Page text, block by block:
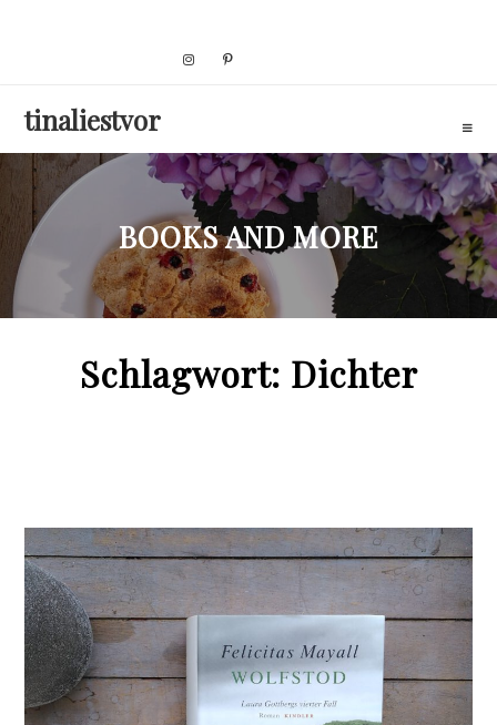
tinaliestvor
BOOKS AND MORE
Schlagwort: Dichter